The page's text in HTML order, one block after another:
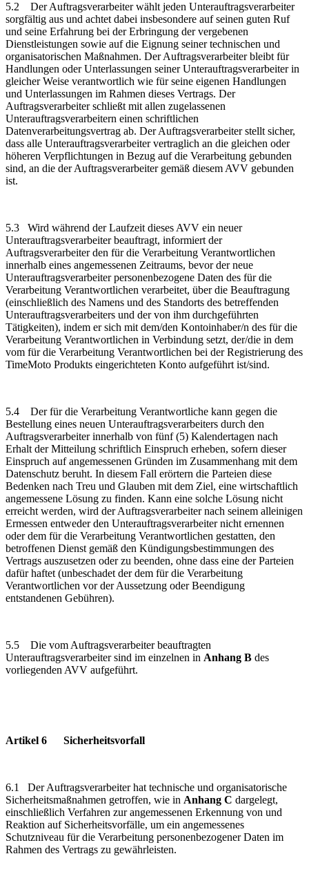
5.2 Der Auftragsverarbeiter wählt jeden Unterauftragsverarbeiter
sorgfältig aus und achtet dabei insbesondere auf seinen guten Ruf
und seine Erfahrung bei der Erbringung der vergebenen
Dienstleistungen sowie auf die Eignung seiner technischen und
organisatorischen Maßnahmen. Der Auftragsverarbeiter bleibt für
Handlungen oder Unterlassungen seiner Unterauftragsverarbeiter in
gleicher Weise verantwortlich wie für seine eigenen Handlungen
und Unterlassungen im Rahmen dieses Vertrags. Der
Auftragsverarbeiter schließt mit allen zugelassenen
Unterauftragsverarbeitern einen schriftlichen
Datenverarbeitungsvertrag ab. Der Auftragsverarbeiter stellt sicher,
dass alle Unterauftragsverarbeiter vertraglich an die gleichen oder
höheren Verpflichtungen in Bezug auf die Verarbeitung gebunden
sind, an die der Auftragsverarbeiter gemäß diesem AVV gebunden
ist.
5.3 Wird während der Laufzeit dieses AVV ein neuer
Unterauftragsverarbeiter beauftragt, informiert der
Auftragsverarbeiter den für die Verarbeitung Verantwortlichen
innerhalb eines angemessenen Zeitraums, bevor der neue
Unterauftragsverarbeiter personenbezogene Daten des für die
Verarbeitung Verantwortlichen verarbeitet, über die Beauftragung
(einschließlich des Namens und des Standorts des betreffenden
Unterauftragsverarbeiters und der von ihm durchgeführten
Tätigkeiten), indem er sich mit dem/den Kontoinhaber/n des für die
Verarbeitung Verantwortlichen in Verbindung setzt, der/die in dem
vom für die Verarbeitung Verantwortlichen bei der Registrierung des
TimeMoto Produkts eingerichteten Konto aufgeführt ist/sind.
5.4
Der für die Verarbeitung Verantwortliche kann gegen die
Bestellung eines neuen Unterauftragsverarbeiters durch den
Auftragsverarbeiter innerhalb von fünf (5) Kalendertagen nach
Erhalt der Mitteilung schriftlich Einspruch erheben, sofern dieser
Einspruch auf angemessenen Gründen im Zusammenhang mit dem
Datenschutz beruht. In diesem Fall erörtern die Parteien diese
Bedenken nach Treu und Glauben mit dem Ziel, eine wirtschaftlich
angemessene Lösung zu finden. Kann eine solche Lösung nicht
erreicht werden, wird der Auftragsverarbeiter nach seinem alleinigen
Ermessen entweder den Unterauftragsverarbeiter nicht ernennen
oder dem für die Verarbeitung Verantwortlichen gestatten, den
betroffenen Dienst gemäß den Kündigungsbestimmungen des
Vertrags auszusetzen oder zu beenden, ohne dass eine der Parteien
dafür haftet (unbeschadet der dem für die Verarbeitung
Verantwortlichen vor der Aussetzung oder Beendigung
entstandenen Gebühren).
5.5 Die vom Auftragsverarbeiter beauftragten
Unterauftragsverarbeiter sind im einzelnen in Anhang B des
vorliegenden AVV aufgeführt.
Artikel 6 Sicherheitsvorfall
6.1 Der Auftragsverarbeiter hat technische und organisatorische
Sicherheitsmaßnahmen getroffen, wie in Anhang C dargelegt,
einschließlich Verfahren zur angemessenen Erkennung von und
Reaktion auf Sicherheitsvorfälle, um ein angemessenes
Schutzniveau für die Verarbeitung personenbezogener Daten im
Rahmen des Vertrags zu gewährleisten.